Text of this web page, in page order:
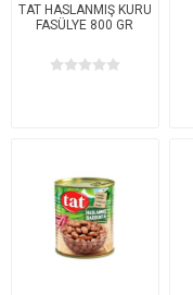
TAT HASLANMIŞ KURU
FASÜLYE 800 GR